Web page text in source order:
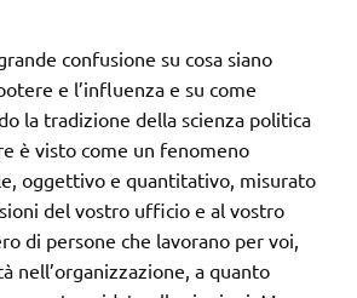
confusione su cosa siano
e l’influenza e su come
la tradizione della scienza politica
è visto come un fenomeno
oggettivo e quantitativo, misurato
del vostro ufficio e al vostro
di persone che lavorano per voi,
nell’organizzazione, a quanto